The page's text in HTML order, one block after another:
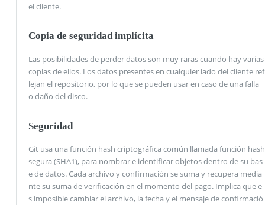
el cliente.
Copia de seguridad implícita
Las posibilidades de perder datos son muy raras cuando hay varias
copias de ellos. Los datos presentes en cualquier lado del cliente ref
lejan el repositorio, por lo que se pueden usar en caso de una falla
o daño del disco.
Seguridad
Git usa una función hash criptográfica común llamada función hash
segura (SHA1), para nombrar e identificar objetos dentro de su bas
e de datos. Cada archivo y confirmación se suma y recupera media
nte su suma de verificación en el momento del pago. Implica que e
s imposible cambiar el archivo, la fecha y el mensaje de confirmació